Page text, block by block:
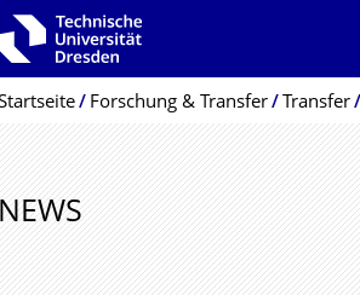
Breadcrumb-MenüForschung & Transfer Transfer